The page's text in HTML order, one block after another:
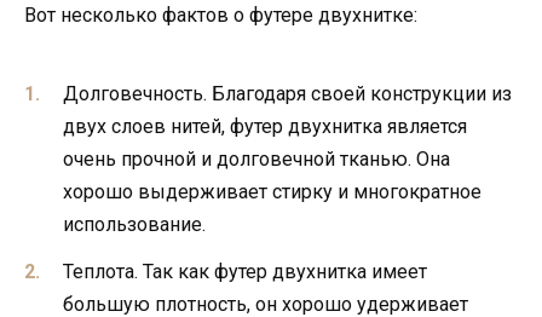
Вот несколько фактов о футере двухнитке:
Долговечность. Благодаря своей конструкции из
двух слоев нитей, футер двухнитка является
очень прочной и долговечной тканью. Она
хорошо выдерживает стирку и многократное
использование.
Теплота. Так как футер двухнитка имеет
большую плотность, он хорошо удерживает